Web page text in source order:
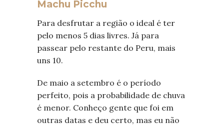
Machu Picchu
Para desfrutar a região o ideal é ter
pelo menos 5 dias livres. Já para
passear pelo restante do Peru, mais
uns 10.
De maio a setembro é o período
perfeito, pois a probabilidade de chuva
é menor. Conheço gente que foi em
outras datas e deu certo, mas eu não